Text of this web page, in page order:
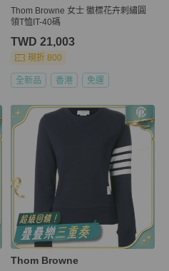
Thom Browne 女士 徽標花卉刺繡圓
領T恤IT-40碼
TWD 21,003
現折 800
全新品 香港 免運
Thom Browne